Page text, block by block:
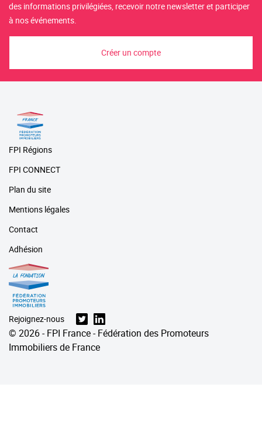
des informations privilégiées, recevoir notre newsletter et participer
à nos événements.
Créer un compte
FPI Régions
FPI CONNECT
Plan du site
Mentions légales
Contact
Adhésion
Rejoignez-nous
© 2026 - FPI France - Fédération des Promoteurs
Immobiliers de France